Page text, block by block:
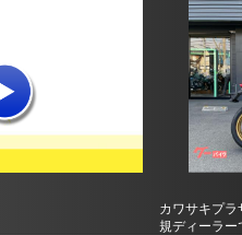
カワサキプ
規ディーラー